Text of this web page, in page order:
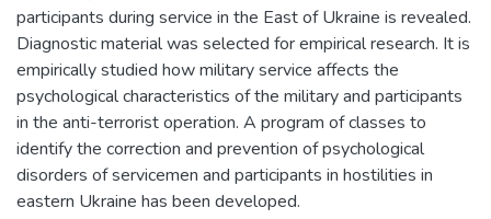
participants during service in the East of Ukraine is revealed.
Diagnostic material was selected for empirical research. It is
empirically studied how military service affects the
psychological characteristics of the military and participants
in the anti-terrorist operation. A program of classes to
identify the correction and prevention of psychological
disorders of servicemen and participants in hostilities in
eastern Ukraine has been developed.